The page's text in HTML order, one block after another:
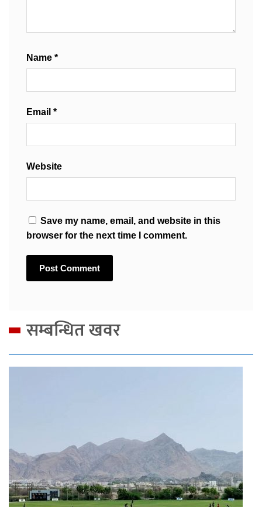
Name *
Email *
Website
Save my name, email, and website in this
browser for the next time I comment.
सम्बन्धित खवर